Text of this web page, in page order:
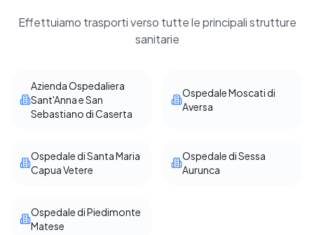
Effettuiamo trasporti verso tutte le principali strutture
sanitarie
Azienda Ospedaliera
Sant'Anna e San
Sebastiano di Caserta
Ospedale Moscati di
Aversa
Ospedale di Santa Maria
Capua Vetere
Ospedale di Sessa
Aurunca
Ospedale di Piedimonte
Matese